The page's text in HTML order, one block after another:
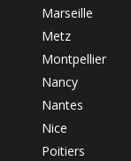
Marseille
Metz
Montpellier
Nancy
Nantes
Nice
Poitiers